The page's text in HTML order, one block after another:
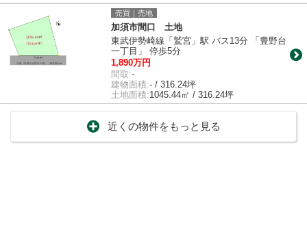
売買｜売地
加須市間口 土地
東武伊勢崎線「鷲宮」駅 バス13分 「豊野台
一丁目」 停歩5分
1,890万円
間取:-
建物面積:- / 316.24坪
土地面積:1045.44㎡ / 316.24坪
近くの物件をもっと見る